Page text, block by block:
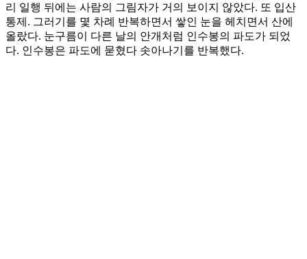
리 일행 뒤에는 사람의 그림자가 거의 보이지 않았다. 또 입산
통제. 그러기를 몇 차례 반복하면서 쌓인 눈을 헤치면서 산에
올랐다. 눈구름이 다른 날의 안개처럼 인수봉의 파도가 되었
다. 인수봉은 파도에 묻혔다 솟아나기를 반복했다.